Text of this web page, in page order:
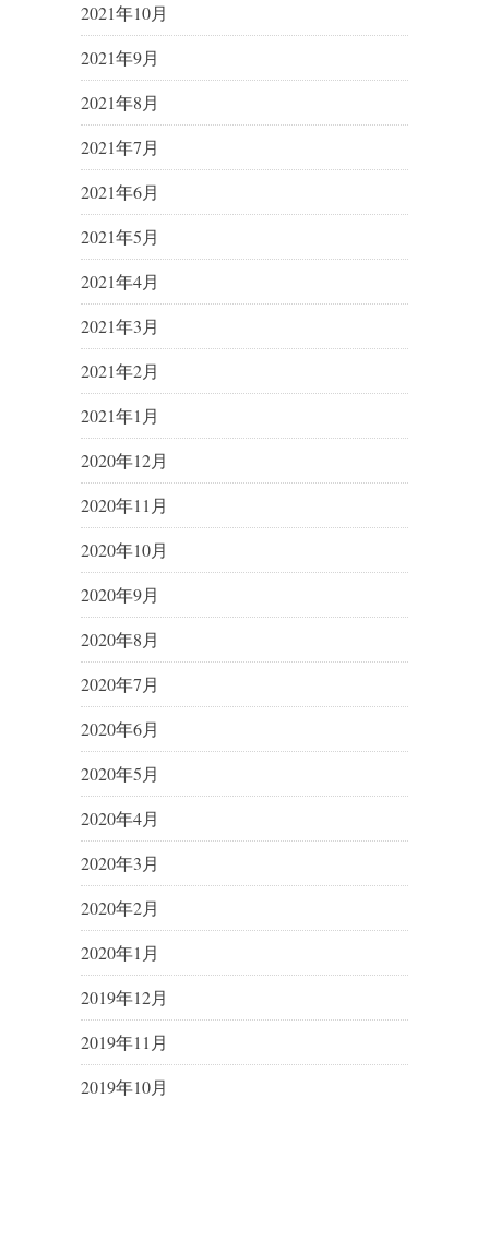
2021年10月
2021年9月
2021年8月
2021年7月
2021年6月
2021年5月
2021年4月
2021年3月
2021年2月
2021年1月
2020年12月
2020年11月
2020年10月
2020年9月
2020年8月
2020年7月
2020年6月
2020年5月
2020年4月
2020年3月
2020年2月
2020年1月
2019年12月
2019年11月
2019年10月